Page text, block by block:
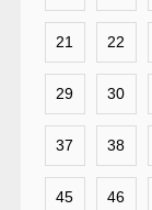
21 22
29 30
37 38
45 46